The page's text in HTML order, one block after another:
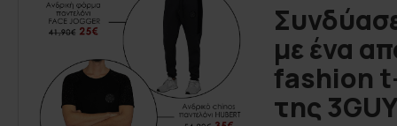
με ένα
fashion
της